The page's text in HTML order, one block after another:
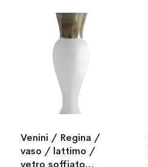
Venini / Regina /
vaso / lattimo /
vetro soffiato